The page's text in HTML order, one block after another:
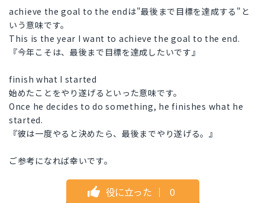
achieve the goal to the endは"最後まで目標を達成する"と
いう意味です。
This is the year I want to achieve the goal to the end.
『今年こそは、最後まで目標を達成したいです』
finish what I started
始めたことをやり遂げるといった意味です。
Once he decides to do something, he finishes what he
started.
『彼は一度やると決めたら、最後までやり遂げる。』
ご参考になれば幸いです。
役に立った ｜ 0